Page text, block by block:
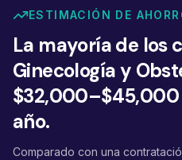
ESTIMACIÓN DE
La mayoría de los
Ginecología y
$32,000–$45,000
año.
Comparado con una